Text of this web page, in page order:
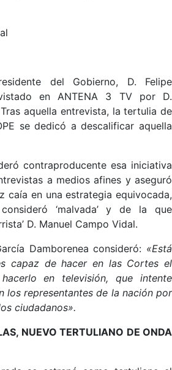
del Gobierno, D. Felipe
en ANTENA 3 TV por D.
aquella entrevista, la tertulia de
se dedicó a descalificar aquella
contraproducente esa iniciativa
a medios afines y aseguró
caía en una estrategia equivocada,
‘malvada’ y de la que
D. Manuel Campo Vidal.
Damborenea consideró: «Está
capaz de hacer en las Cortes el
en televisión, que intente
los representantes de la nación por
ciudadanos».
NUEVO TERTULIANO DE ONDA